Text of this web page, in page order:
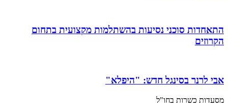
התאחדות סוכני נסיעות בהשתלמות מקצועית בתחום
הקרוזים
אבי לרנר בסינגל חדש: "היפלא"
מסעדות כשרות בחו"ל